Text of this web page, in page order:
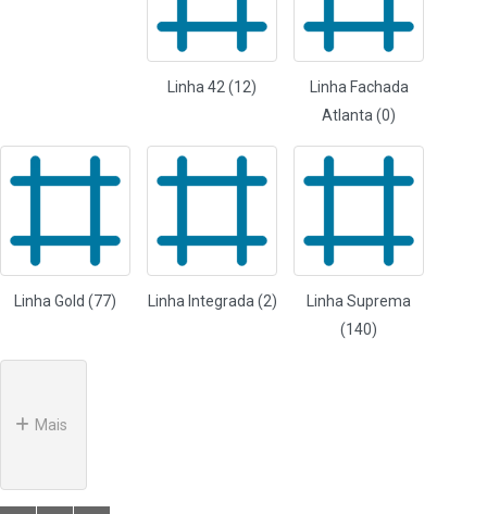
Linha 42 (12)
Linha Fachada
Atlanta (0)
Linha Gold (77) Linha Integrada (2)
Linha Suprema
(140)
Mais